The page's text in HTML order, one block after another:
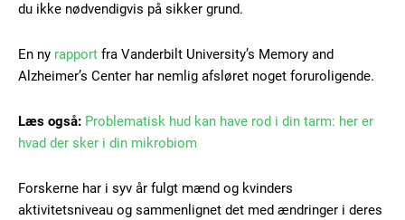
du ikke nødvendigvis på sikker grund.
En ny rapport fra Vanderbilt University’s Memory and
Alzheimer’s Center har nemlig afsløret noget foruroligende.
Læs også: Problematisk hud kan have rod i din tarm: her er
hvad der sker i din mikrobiom
Forskerne har i syv år fulgt mænd og kvinders
aktivitetsniveau og sammenlignet det med ændringer i deres